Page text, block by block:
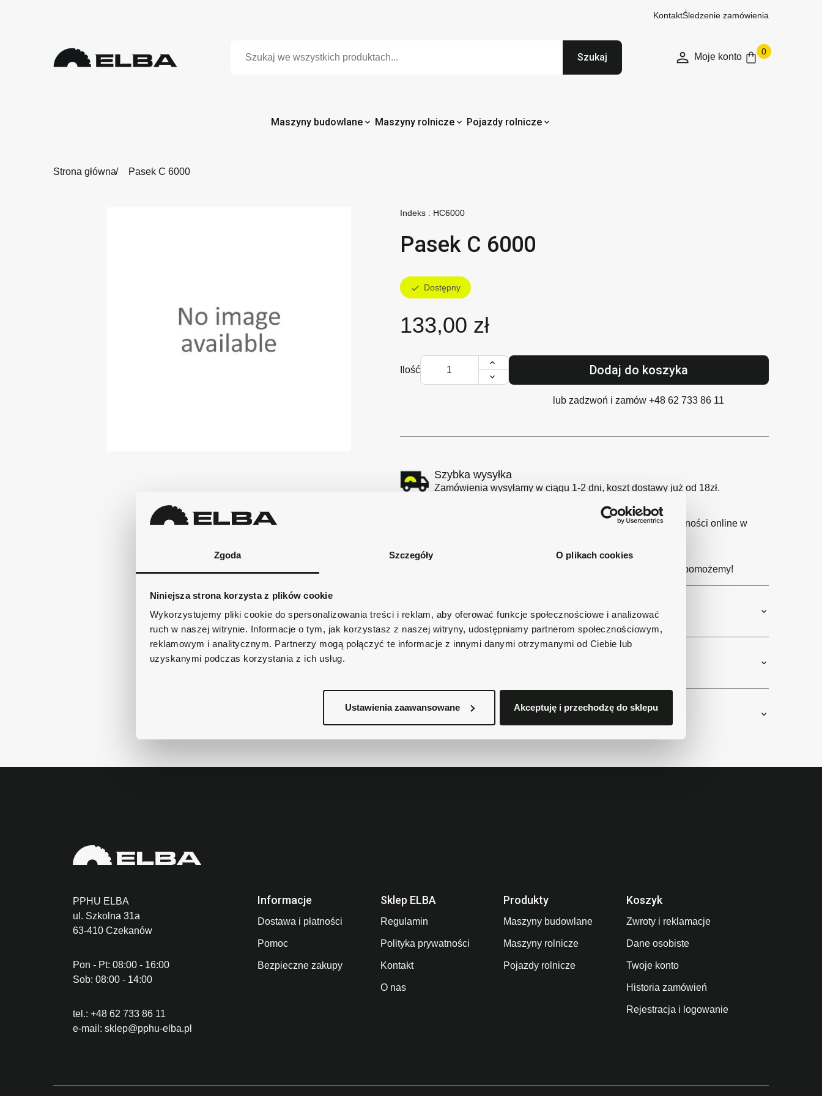
Zgoda Szczegóły O plikach cookies
Niniejsza strona korzysta z plików cookie
Wykorzystujemy pliki cookie do spersonalizowania treści i reklam, aby oferować funkcje społecznościowe i analizować
ruch w naszej witrynie. Informacje o tym, jak korzystasz z naszej witryny, udostępniamy partnerom społecznościowym,
reklamowym i analitycznym. Partnerzy mogą połączyć te informacje z innymi danymi otrzymanymi od Ciebie lub
uzyskanymi podczas korzystania z ich usług.
Ustawienia zaawansowane Akceptuję i przechodzę do sklepu
KontaktŚledzenie zamówienia
Szukaj Moje konto
0
Maszyny budowlane Maszyny rolnicze Pojazdy rolnicze
Strona główna Pasek C 6000
Indeks : HC6000
Pasek C 6000
check Dostępny
133,00 zł
Ilość Dodaj do koszyka
lub zadzwoń i zamów+48 62 733 86 11
Szybka wysyłka
Zamówienia wysyłamy w ciągu 1-2 dni, koszt dostawy już od 18zł.
Płatności obsługuje Przelewy24 - największy operator płatności online w
Masz pytania dotyczące produktu?
Zadzwoń do nas 62 733 86 11 lub napisz e-mail. Chętnie pomożemy!
Krótki opis
Dostawa
PPHU ELBA
ul. Szkolna 31a
63-410 Czekanów
Pon - Pt: 08:00 - 16:00
Sob: 08:00 - 14:00
tel.: +48 62 733 86 11
e-mail: sklep@pphu-elba.pl
Informacje
Dostawa i płatności
Pomoc
Bezpieczne zakupy
Sklep ELBA
Regulamin
Polityka prywatności
Kontakt
O nas
Produkty
Maszyny budowlane
Maszyny rolnicze
Pojazdy rolnicze
Koszyk
Zwroty i reklamacje
Dane osobiste
Twoje konto
Historia zamówień
Rejestracja i logowanie